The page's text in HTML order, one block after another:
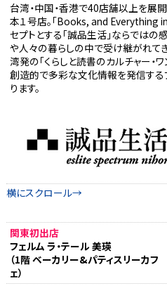
台湾・中国・香港で40店舗以上を展
本１号店。「Books, and Everything
セプトとする「誠品生活」ならではの
や人々の暮らしの中で受け継がれて
湾発の「くらしと読書のカルチャー・ワ
創造的で多彩な文化情報を発信する
ります。
関東初出店
フェルム ラ・テール 美瑛
（1階 ベーカリー&パティスリーカフ
ェ）